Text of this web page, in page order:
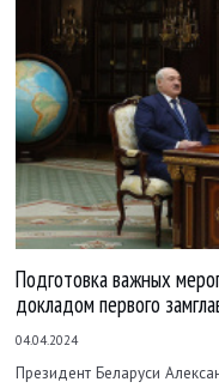
Подготовка важных
докладом первого
04.04.2024
Президент Беларуси